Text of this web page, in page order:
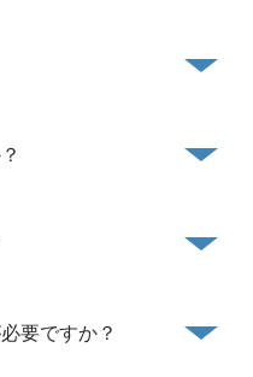
要ですか？